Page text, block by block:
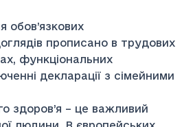
обов’язкових
прописано в трудових
функціональних
декларації з сімейними
здоров’я – це важливий